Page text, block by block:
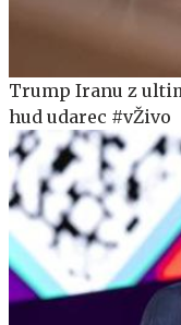
Trump Iranu z
hud udarec #vŽivo